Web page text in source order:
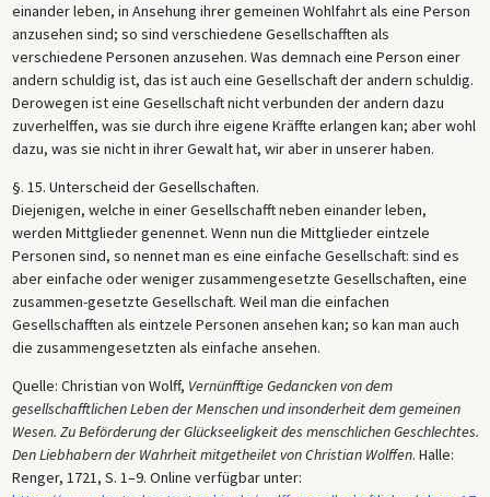
einander leben, in Ansehung ihrer gemeinen Wohlfahrt als eine Person
anzusehen sind; so sind verschiedene Gesellschafften als
verschiedene Personen anzusehen. Was demnach eine Person einer
andern schuldig ist, das ist auch eine Gesellschaft der andern schuldig.
Derowegen ist eine Gesellschaft nicht verbunden der andern dazu
zuverhelffen, was sie durch ihre eigene Kräffte erlangen kan; aber wohl
dazu, was sie nicht in ihrer Gewalt hat, wir aber in unserer haben.
§. 15. Unterscheid der Gesellschaften.
Diejenigen, welche in einer Gesellschafft neben einander leben,
werden Mittglieder genennet. Wenn nun die Mittglieder eintzele
Personen sind, so nennet man es eine einfache Gesellschaft: sind es
aber einfache oder weniger zusammengesetzte Gesellschaften, eine
zusammen-gesetzte Gesellschaft. Weil man die einfachen
Gesellschafften als eintzele Personen ansehen kan; so kan man auch
die zusammengesetzten als einfache ansehen.
Quelle: Christian von Wolff, Vernünfftige Gedancken von dem
gesellschafftlichen Leben der Menschen und insonderheit dem gemeinen
Wesen. Zu Beförderung der Glückseeligkeit des menschlichen Geschlechtes.
Den Liebhabern der Wahrheit mitgetheilet von Christian Wolffen. Halle:
Renger, 1721, S. 1–9. Online verfügbar unter: